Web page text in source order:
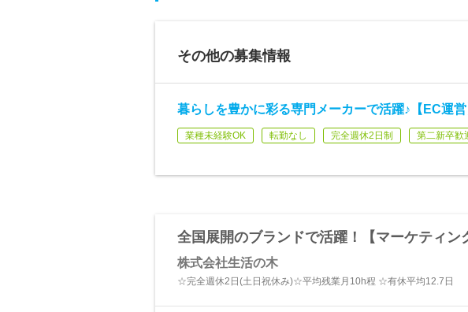
その他の募集情報
暮らしを豊かに彩る専門メーカーで活躍♪【EC運営
業種未経験OK 転勤なし 完全週休2日制 第二新卒歓
全国展開のブランドで活躍！【マーケティ
株式会社生活の木
☆完全週休2日(土日祝休み)☆平均残業月10h程 ☆有休平均12.7日